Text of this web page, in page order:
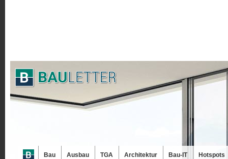
Bau Ausbau TGA Architektur Bau-IT Hotspots